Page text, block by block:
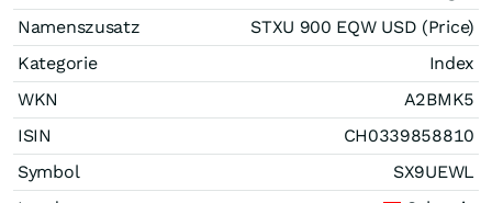
Namenszusatz
STXU 900 EQW USD (Price)
Kategorie
Index
WKN
A2BMK5
ISIN
CH0339858810
Symbol
SX9UEWL